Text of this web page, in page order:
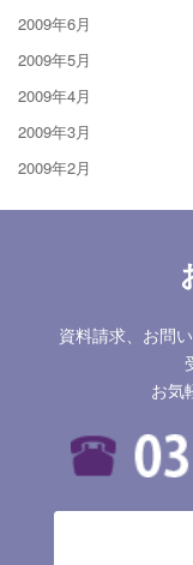
2009年6月
2009年5月
2009年4月
2009年3月
2009年2月
資料請求、お問
お気